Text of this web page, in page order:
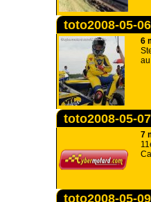
toto2008-05-
6
toto2008-05-
7
toto2008-05-